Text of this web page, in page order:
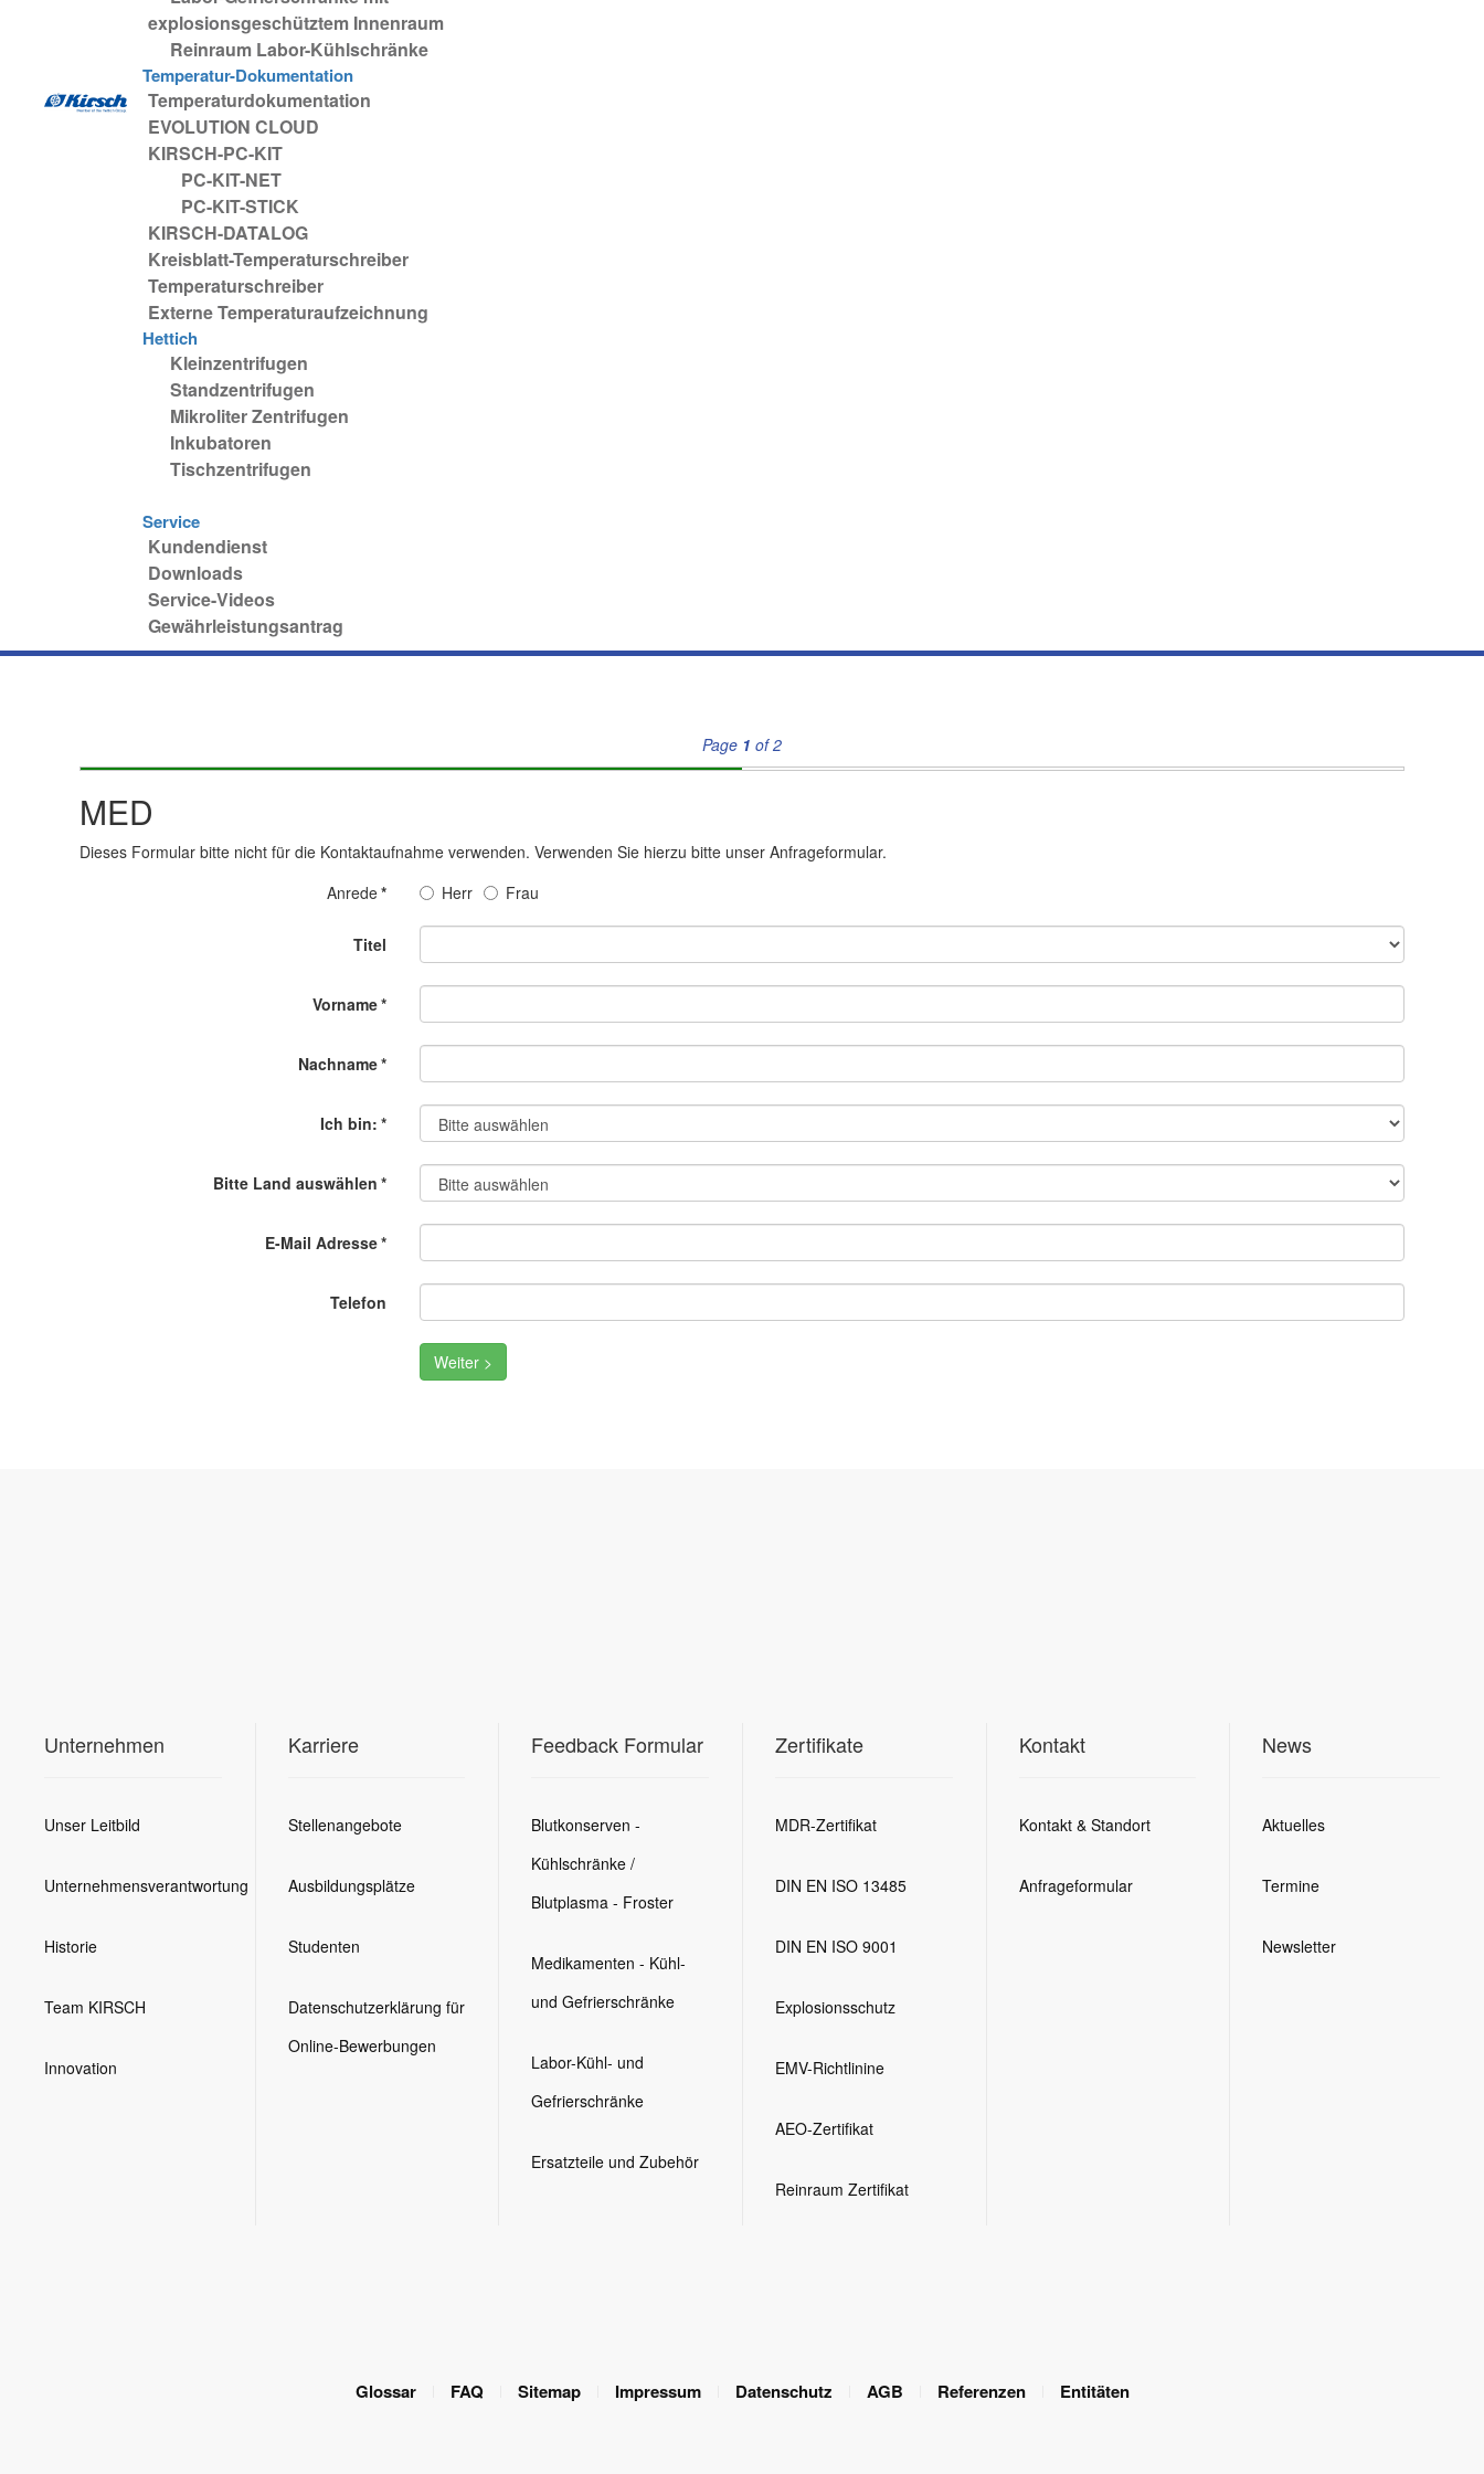
explosionsgeschütztem Innenraum
Reinraum Labor-Kühlschränke
Temperatur-Dokumentation
Temperaturdokumentation
EVOLUTION CLOUD
KIRSCH-PC-KIT
PC-KIT-NET
PC-KIT-STICK
KIRSCH-DATALOG
Kreisblatt-Temperaturschreiber
Temperaturschreiber
Externe Temperaturaufzeichnung
Hettich
Kleinzentrifugen
Standzentrifugen
Mikroliter Zentrifugen
Inkubatoren
Tischzentrifugen
Service
Kundendienst
Downloads
Service-Videos
Gewährleistungsantrag
Page 1 of 2
MED
Dieses Formular bitte nicht für die Kontaktaufnahme verwenden. Verwenden Sie hierzu bitte unser Anfrageformular.
Anrede* Herr Frau
Titel
Vorname*
Nachname*
Ich bin: *
Bitte Land auswählen *
E-Mail Adresse*
Telefon
Weiter >
Unternehmen
Unser Leitbild
Unternehmensverantwortung
Historie
Team KIRSCH
Innovation
Karriere
Stellenangebote
Ausbildungsplätze
Studenten
Datenschutzerklärung für
Online-Bewerbungen
Feedback Formular
Blutkonserven -
Kühlschränke /
Blutplasma - Froster
Medikamenten - Kühl-
und Gefrierschränke
Labor-Kühl- und
Gefrierschränke
Ersatzteile und Zubehör
Zertifikate
MDR-Zertifikat
DIN EN ISO 13485
DIN EN ISO 9001
Explosionsschutz
EMV-Richtlinine
AEO-Zertifikat
Reinraum Zertifikat
Kontakt
Kontakt & Standort
Anfrageformular
News
Aktuelles
Termine
Newsletter
Glossar FAQ Sitemap Impressum Datenschutz AGB Referenzen Entitäten